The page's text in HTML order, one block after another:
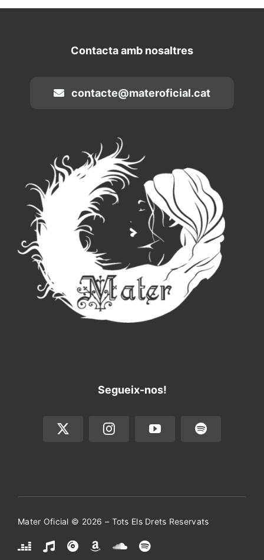
Contacta amb nosaltres
contacte@materoficial.cat
Segueix-nos!
Mater Oficial © 2026 – Tots Els Drets Reservats